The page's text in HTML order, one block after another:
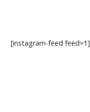
[instagram-feed feed=1]